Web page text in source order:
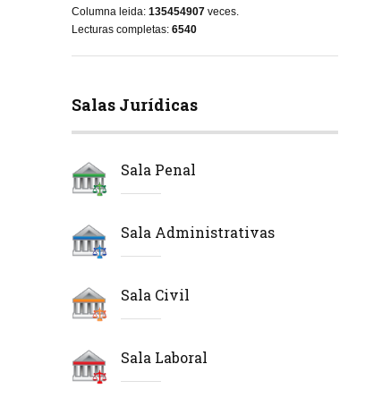
Columna leida: 135454907veces.
Lecturas completas: 6540
Salas Jurídicas
Sala Penal
Sala Administrativas
Sala Civil
Sala Laboral